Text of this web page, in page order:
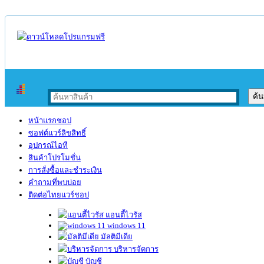
หน้าแรกชอป
ซอฟต์แวร์ลิขสิทธิ์
อุปกรณ์ไอที
สินค้าโปรโมชั่น
การสั่งซื้อและชำระเงิน
คำถามที่พบบ่อย
ติดต่อไทยแวร์ชอป
แอนตี้ไวรัส
windows 11
มัลติมีเดีย
บริหารจัดการ
บัญชี